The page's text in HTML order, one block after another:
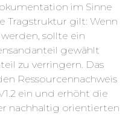
im Sinne
Tragstruktur gilt: Wenn
sollte ein
gewählt
zu verringern. Das
Ressourcennachweis
ein und erhöht die
nachhaltig orientierten